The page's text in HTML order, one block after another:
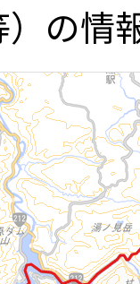
の情